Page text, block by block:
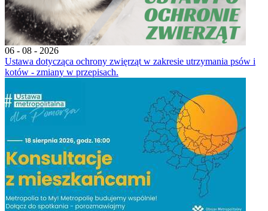
06 - 08 - 2026
Ustawa dotycząca ochrony zwięrząt w zakresie utrzymania psów i
kotów - zmiany w przepisach.